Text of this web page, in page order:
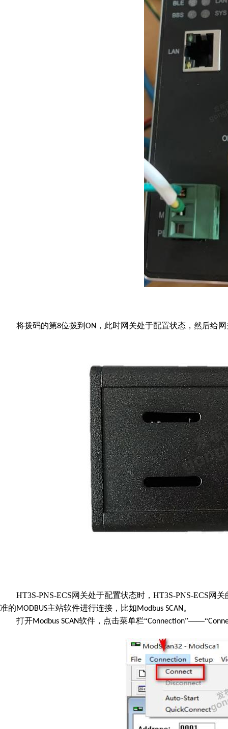
将拨码的第8位拨到 ON ，此时网关处于配置状态，然后给
HT3S-PNS-ECS网关处于配置状态时， HT3S-PNS-ECS网关
准的MODBUS主站软件进行连接，比如Modbus SCAN 。
打开Modbus SCAN软件，点击菜单栏“Connection”——“C